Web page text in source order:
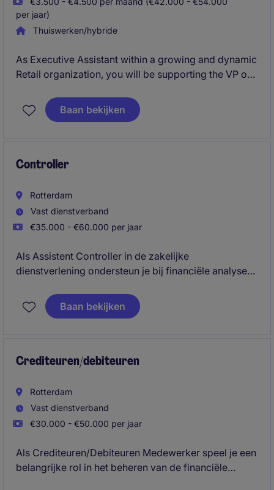
per jaar)
Thuiswerken/hybride
As Executive Assistant within a growing and dynamic
Retail organization, you will be supporting the VP of
event management, project management,
campaigns, calendar management and more. You
Baan bekijken
Controller
Rotterdam
Vast dienstverband
€35.000 - €60.000 per jaar
Als Assistent Controller in de zakelijke
dienstverlening ondersteun je bij financiële analyses
om financiële processen soepel te laten verlopen.
Baan bekijken
Crediteuren/debiteuren
Rotterdam
Vast dienstverband
€30.000 - €50.000 per jaar
Als Crediteuren/Debiteuren Medewerker speel je een
belangrijke rol in het beheren van de financiële